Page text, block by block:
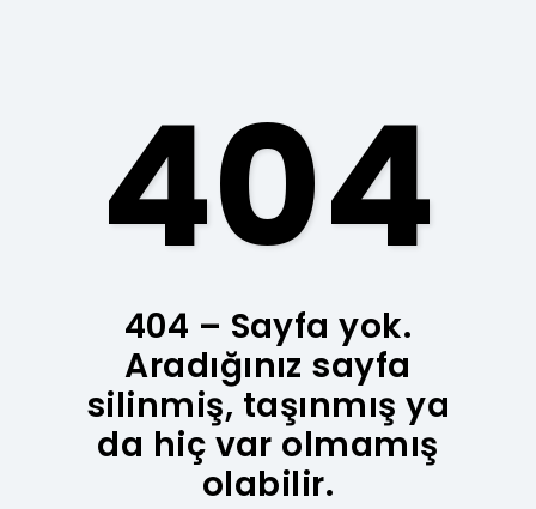
404
404 – Sayfa yok.
Aradığınız sayfa
silinmiş, taşınmış ya
da hiç var olmamış
olabilir.